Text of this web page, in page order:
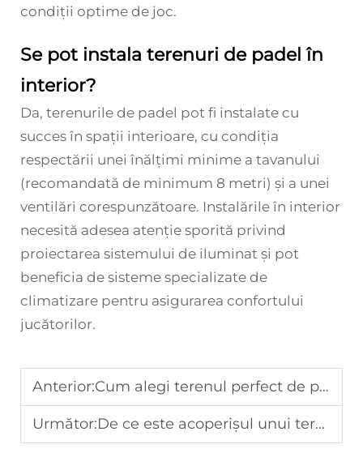
condiții optime de joc.
Se pot instala terenuri de padel în
interior?
Da, terenurile de padel pot fi instalate cu
succes în spații interioare, cu condiția
respectării unei înălțimi minime a tavanului
(recomandată de minimum 8 metri) și a unei
ventilări corespunzătoare. Instalările în interior
necesită adesea atenție sporită privind
proiectarea sistemului de iluminat și pot
beneficia de sisteme specializate de
climatizare pentru asigurarea confortului
jucătorilor.
Anterior:Cum alegi terenul perfect de padel pentru clubul sau casa ta?
Următor:De ce este acoperișul unui teren de padel esențial pentru joc în orice condiții meteo?